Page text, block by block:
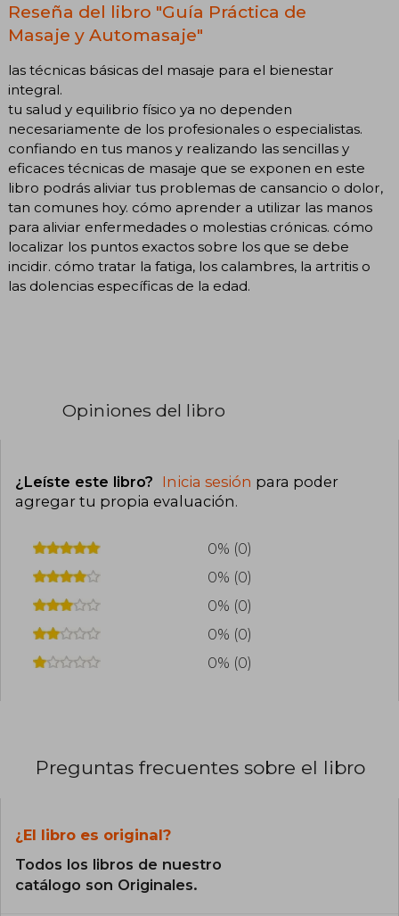
Reseña del libro "Guía Práctica de
Masaje y Automasaje"
las técnicas básicas del masaje para el bienestar
integral.
tu salud y equilibrio físico ya no dependen
necesariamente de los profesionales o especialistas.
confiando en tus manos y realizando las sencillas y
eficaces técnicas de masaje que se exponen en este
libro podrás aliviar tus problemas de cansancio o dolor,
tan comunes hoy. cómo aprender a utilizar las manos
para aliviar enfermedades o molestias crónicas. cómo
localizar los puntos exactos sobre los que se debe
incidir. cómo tratar la fatiga, los calambres, la artritis o
las dolencias específicas de la edad.
Opiniones del libro
¿Leíste este libro? Inicia sesión para poder
agregar tu propia evaluación.
0% (0)
0% (0)
0% (0)
0% (0)
0% (0)
Preguntas frecuentes sobre el libro
¿El libro es original?
Todos los libros de nuestro
catálogo son Originales.